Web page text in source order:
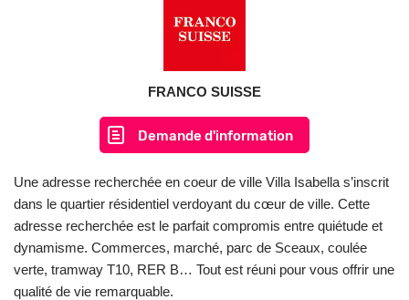
FRANCO SUISSE
Demande d'information
Une adresse recherchée en coeur de ville Villa Isabella s’inscrit
dans le quartier résidentiel verdoyant du cœur de ville. Cette
adresse recherchée est le parfait compromis entre quiétude et
dynamisme. Commerces, marché, parc de Sceaux, coulée
verte, tramway T10, RER B… Tout est réuni pour vous offrir une
qualité de vie remarquable.